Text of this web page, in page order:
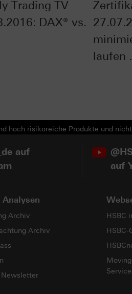
Trading TV
DAX® vs.
laufen
hoch risikoreiche Produkte und
auf
auf
Archiv
Archiv
Newsletter
HSBC
HSBC-